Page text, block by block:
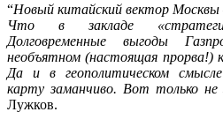
“Новый китайский вектор
Что в закладе
Долговременные выгоды
необъятном (настоящая прорва!)
Да и в геополитическом
карту заманчиво. Вот только не
Лужков.